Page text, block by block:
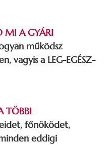
MI A GYÁRI
működsz
vagyis a LEG-EGÉSZ-
TÖBBI
főnöködet,
eddigi